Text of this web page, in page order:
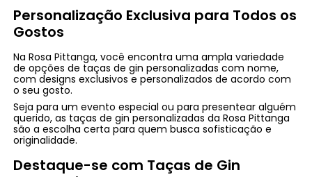
Personalização Exclusiva para Todos os
Gostos
Na Rosa Pittanga, você encontra uma ampla variedade
de opções de taças de gin personalizadas com nome,
com designs exclusivos e personalizados de acordo com
o seu gosto.
Seja para um evento especial ou para presentear alguém
querido, as taças de gin personalizadas da Rosa Pittanga
são a escolha certa para quem busca sofisticação e
originalidade.
Destaque-se com Taças de Gin